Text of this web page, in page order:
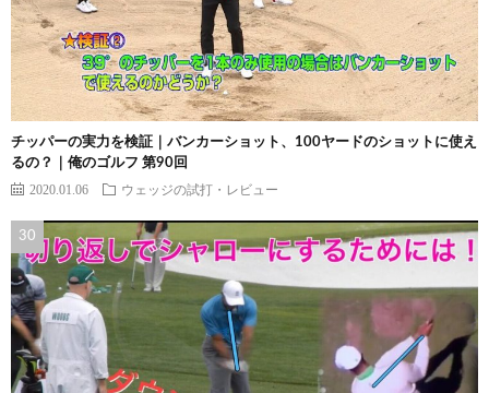
チッパーの実力を検証｜バンカーショット、100ヤードのショットに使え
るの？｜俺のゴルフ 第90回
2020.01.06 ウェッジの試打・レビュー